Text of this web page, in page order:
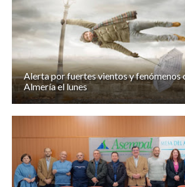
Alerta por fuertes vientos y fenómenos
Almería el lunes